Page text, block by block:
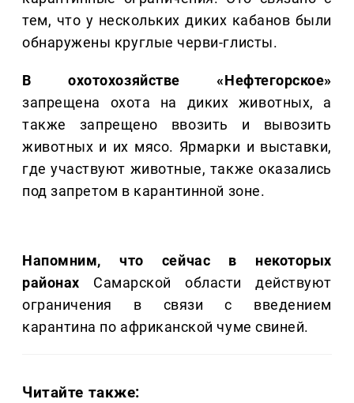
тем, что у нескольких диких кабанов были
обнаружены круглые черви-глисты.
В охотохозяйстве «Нефтегорское»
запрещена охота на диких животных, а
также запрещено ввозить и вывозить
животных и их мясо. Ярмарки и выставки,
где участвуют животные, также оказались
под запретом в карантинной зоне.
Напомним, что сейчас в некоторых
районах Самарской области действуют
ограничения в связи с введением
карантина по африканской чуме свиней.
Читайте также: